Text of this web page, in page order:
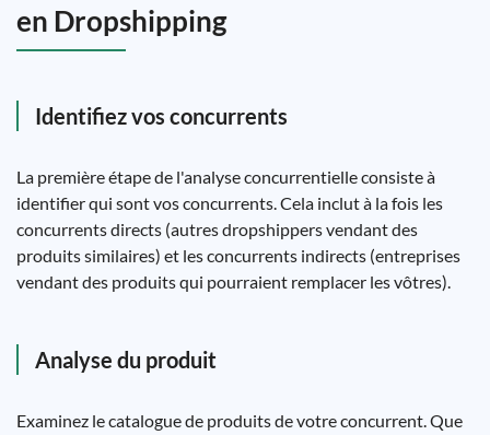
en Dropshipping
Identifiez vos concurrents
La première étape de l'analyse concurrentielle consiste à
identifier qui sont vos concurrents. Cela inclut à la fois les
concurrents directs (autres dropshippers vendant des
produits similaires) et les concurrents indirects (entreprises
vendant des produits qui pourraient remplacer les vôtres).
Analyse du produit
Examinez le catalogue de produits de votre concurrent. Que